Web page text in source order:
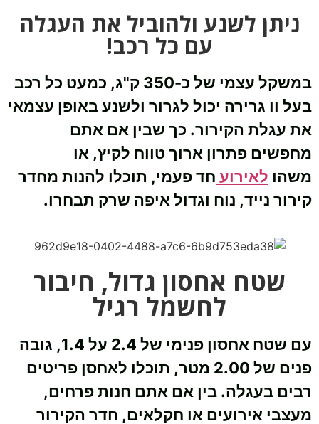
ניתן לשנע ולהוביל את העגלה
עם כל רכב!
במשקל עצמי של כ-350 ק"ג, כמעט כל רכב
בעל וו גרירה יכול לגרור ולשנע באופן עצמאי
את עגלת הקירור. כך שבין אם אתם
מחפשים פתרון ארוך טווח לקיץ, או
משהו לאירוע חד פעמי, תוכלו להנות מחדר
קירור נייד, נוח וגדול איפה שרק תבחרו.
שטח אחסון גדול, חיבור
לחשמל רגיל
עם שטח אחסון פנימי של 2.4 על 1.4, גובה
פנים של 2.00 מטר, תוכלו לאחסן פריטים
רבים בעגלה. בין אם אתם חנות פרחים,
מעצבי אירועים או חקלאים, חדר הקירור